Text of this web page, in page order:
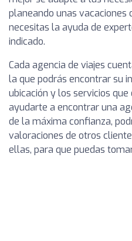
planeando unas vacaciones
necesitas la ayuda de
indicado.
Cada agencia de viajes
la que podrás encontrar su
ubicación y los servicios
ayudarte a encontrar una
de la máxima confianza,
valoraciones de otros
ellas, para que puedas